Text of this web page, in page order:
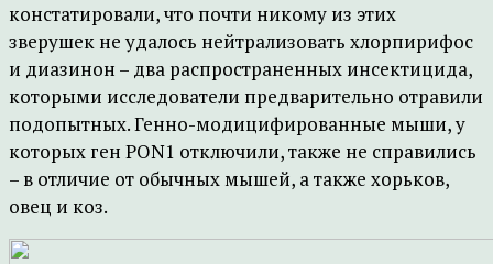
констатировали, что почти никому из этих
зверушек не удалось нейтрализовать хлорпирифос
и диазинон – два распространенных инсектицида,
которыми исследователи предварительно отравили
подопытных. Генно-модицифированные мыши, у
которых ген PON1 отключили, также не справились
– в отличие от обычных мышей, а также хорьков,
овец и коз.